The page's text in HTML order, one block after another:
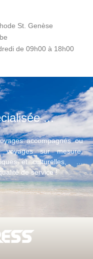
St. Genèse
de 09h00 à 18h00
...
accompagnés ou
voyages sur mesure,
et culturelles, …
de service !